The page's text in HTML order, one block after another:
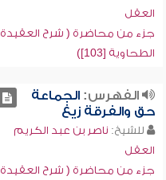
العقل
جزء من محاضرة ( شرح العقيدة
الطحاوية [103])
الفهرس:الجماعة
حق والفرقة زيغ
للشيخ: ناصر بن عبد الكريم
العقل
جزء من محاضرة ( شرح العقيدة